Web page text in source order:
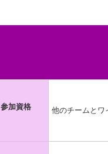
参加資格 他のチームとワ